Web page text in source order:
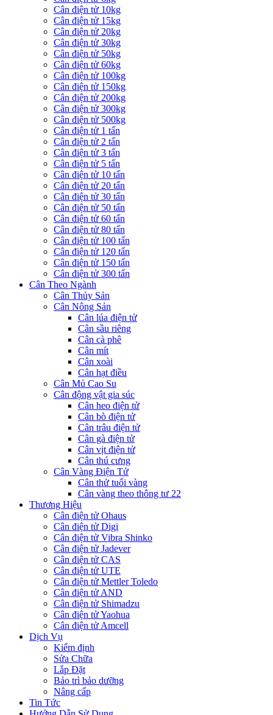
Cân điện tử 10kg
Cân điện tử 15kg
Cân điện tử 20kg
Cân điện tử 30kg
Cân điện tử 50kg
Cân điện tử 60kg
Cân điện tử 100kg
Cân điện tử 150kg
Cân điện tử 200kg
Cân điện tử 300kg
Cân điện tử 500kg
Cân điện tử 1 tấn
Cân điện tử 2 tấn
Cân điện tử 3 tấn
Cân điện tử 5 tấn
Cân điện tử 10 tấn
Cân điện tử 20 tấn
Cân điện tử 30 tấn
Cân điện tử 50 tấn
Cân điện tử 60 tấn
Cân điện tử 80 tấn
Cân điện tử 100 tấn
Cân điện tử 120 tấn
Cân điện tử 150 tấn
Cân điện tử 300 tấn
Cân Theo Ngành
Cân Thủy Sản
Cân Nông Sản
Cân lúa điện tử
Cân sầu riêng
Cân cà phê
Cân mít
Cân xoài
Cân hạt điều
Cân Mủ Cao Su
Cân động vật gia súc
Cân heo điện tử
Cân bò điện tử
Cân trâu điện tử
Cân gà điện tử
Cân vịt điện tử
Cân thú cưng
Cân Vàng Điện Tử
Cân thử tuổi vàng
Cân vàng theo thông tư 22
Thương Hiệu
Cân điện tử Ohaus
Cân điện tử Digi
Cân điện tử Vibra Shinko
Cân điện tử Jadever
Cân điện tử CAS
Cân điện tử UTE
Cân điện tử Mettler Toledo
Cân điện tử AND
Cân điện tử Shimadzu
Cân điện tử Yaohua
Cân điện tử Amcell
Dịch Vụ
Kiểm định
Sửa Chữa
Lắp Đặt
Bảo trì bảo dưỡng
Nâng cấp
Tin Tức